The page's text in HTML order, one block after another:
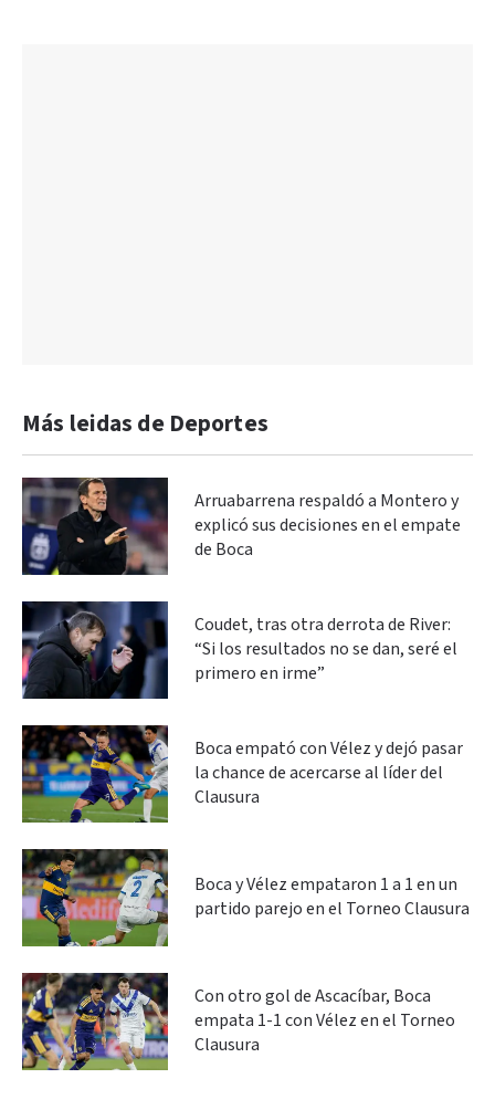
Más leidas de Deportes
Arruabarrena respaldó a Montero y
explicó sus decisiones en el empate
de Boca
Coudet, tras otra derrota de River:
“Si los resultados no se dan, seré el
primero en irme”
Boca empató con Vélez y dejó pasar
la chance de acercarse al líder del
Clausura
Boca y Vélez empataron 1 a 1 en un
partido parejo en el Torneo Clausura
Con otro gol de Ascacíbar, Boca
empata 1-1 con Vélez en el Torneo
Clausura